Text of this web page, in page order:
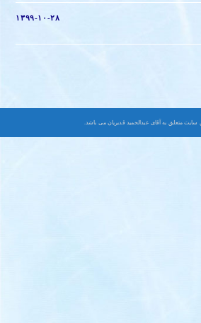
۱۳۹۹-۱۰-۲۸
سایت متعلق به آقای عبدالحمید قدیریان می باشد.